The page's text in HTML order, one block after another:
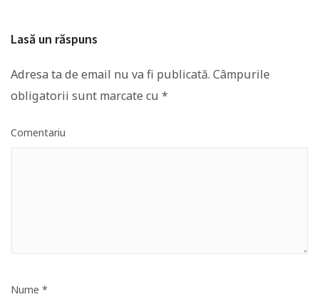
Lasă un răspuns
Adresa ta de email nu va fi publicată. Câmpurile
obligatorii sunt marcate cu *
Comentariu
Nume *